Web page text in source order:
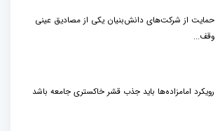
حمایت از شرکت‌های دانش‌بنیان یکی از مصادیق عینی
وقف...
رویکرد امامزاده‌ها باید جذب قشر خاکستری جامعه باشد